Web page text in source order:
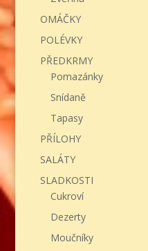
OMÁČKY
POLÉVKY
PŘEDKRMY
Pomazánky
Snídaně
Tapasy
PŘÍLOHY
SALÁTY
SLADKOSTI
Cukroví
Dezerty
Moučníky